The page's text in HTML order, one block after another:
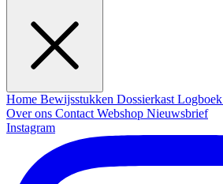
Home Bewijsstukken Dossierkast Logboek
Over ons Contact Webshop Nieuwsbrief
Instagram